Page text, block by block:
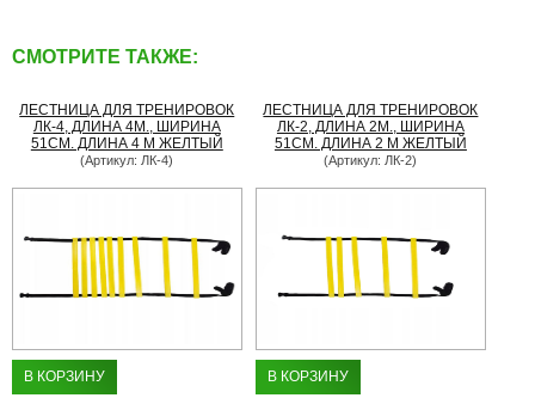
СМОТРИТЕ ТАКЖЕ:
ЛЕСТНИЦА ДЛЯ ТРЕНИРОВОК
ЛК-4, ДЛИНА 4М., ШИРИНА
51СМ. ДЛИНА 4 М ЖЕЛТЫЙ
(Артикул: ЛК-4)
В КОРЗИНУ
ЛЕСТНИЦА ДЛЯ ТРЕНИРОВОК
ЛК-2, ДЛИНА 2М., ШИРИНА
51СМ. ДЛИНА 2 М ЖЕЛТЫЙ
(Артикул: ЛК-2)
В КОРЗИНУ